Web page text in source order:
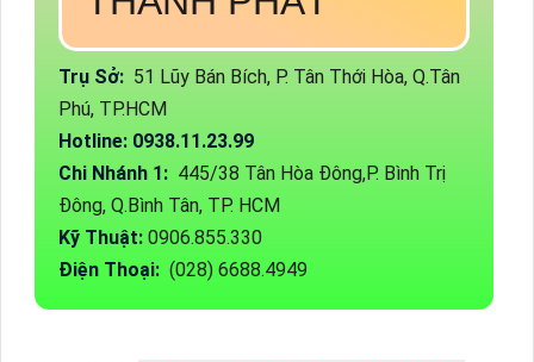
Trụ Sở: 51 Lũy Bán Bích, P. Tân Thới Hòa, Q.Tân
Phú, TP.HCM
Hotline: 0938.11.23.99
Chi Nhánh 1: 445/38 Tân Hòa Đông,P. Bình Trị
Đông, Q.Bình Tân, TP. HCM
Kỹ Thuật: 0906.855.330
Điện Thoại: (028) 6688.4949